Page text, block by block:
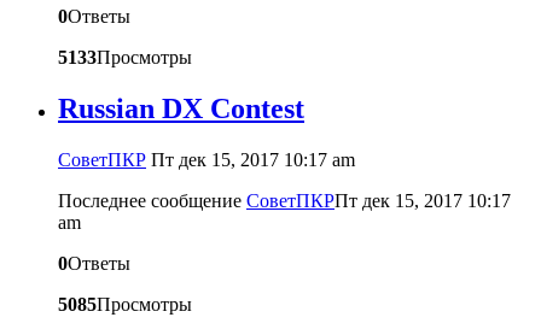
0Ответы
5133Просмотры
Russian DX Contest
CоветПКР Пт дек 15, 2017 10:17 am
Последнее сообщение CоветПКРПт дек 15, 2017 10:17
am
0Ответы
5085Просмотры